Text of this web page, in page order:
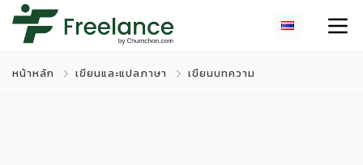
หน้าหลัก เขียนและแปลภาษา เขียนบทความ